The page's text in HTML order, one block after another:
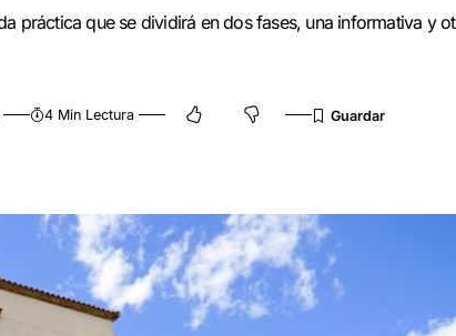
práctica que se dividirá en dos fases, una informativa y
4 Min Lectura